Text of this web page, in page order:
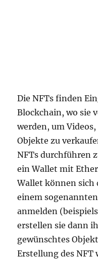
Die NFTs finden
Blockchain, wo sie
werden, um
Objekte zu
NFTs durchführen
ein Wallet mit
Wallet können sich
einem
anmelden
erstellen sie dann
gewünschtes
Erstellung des NFT